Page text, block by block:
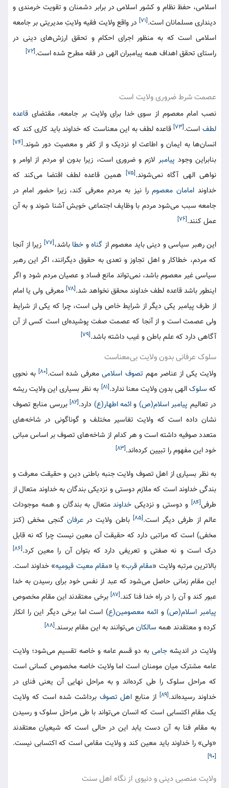
اسلامی، حفظ نظام و کشور اسلامی در برابر دشمنان و تقویت خرمندی و
دینداری مسلمانان است.[۷۱]
در واقع ولایت فقیه ولایتِ مدیریتی بر جامعه
اسلامی است که به منظور اجرای احکام و تحقق ارزش‌های دینی در
راستای تحقق اهداف همه پیامبران الهی در فقه مطرح شده است.[۷۲]
عصمت شرط ضروری ولایت است
نصب امام معصوم از سوی خدا برای ولایت بر جامعه، مقتضای قاعده
لطفاست.[۷۳]
قاعده لطف به این معناست که خداوند باید کاری کند که
انسان‌ها به ایمان و اطاعت او نزدیک و از کفر و معصیت دور شوند.[۷۴]
بنابراین وجود پیامبر لازم و ضروری است، زیرا بدون او مردم از اوامر و
نواهی الهی آگاه نمی‌شوند.[۷۵]
همین قاعده لطف اقتضا می‌کند که
خداوند امامان معصومرا نیز به مردم معرفی کند، زیرا حضور امام در
جامعه سبب می‌شود مردم با وظایف اجتماعی خویش آشنا شوند و به آن
عمل کنند.[۷۶]
این رهبر سیاسی و دینی باید معصوم از گناهو خطا باشد،[۷۷]
زیرا از آنجا
که مردم، خطاکار و اهل تجاوز و تعدی به حقوق دیگرانند، اگر این رهبر
سیاسی غیر معصوم باشد، نمی‌تواند مانع فساد و عصیان مردم شود و اگر
اینطور باشد قاعده لطف خداوند محقق نخواهد شد.[۷۸]
معرفی ولی یا امام
از طرف پیامبر یکی دیگر از شرایط خاص ولی است، چرا که یکی از شرایط
ولی عصمت است و از آنجا که عصمت صفت پوشیده‌ای است کسی از آن
آگاهی دارد که علم باطن و غیب داشته باشد.[۷۹]
سلوک عرفانی بدون ولایت بی‌معناست
ولایت یکی از عناصر مهم تصوف اسلامیمعرفی شده است.[۸۰]
به نحوی
که سلوکالهی بدون ولایت معنا ندارد.[۸۱]
به نظر بسیاری این ولایت ریشه
در تعالیم پیامبر اسلام(ص) وائمه اطهار(ع) دارد.[۸۲]
بررسی منابع تصوف
نشان داده است که ولایت تفاسیر مختلف و گوناگونی در شاخه‌های
متعدد صوفیه داشته است و هر کدام از شاخه‌های تصوف بر اساس مبانی
خود این مفهوم را تبیین کرده‌اند.[۸۳]
به نظر بسیاری از اهل تصوف ولایت جنبه باطنی دین و حقیقت معرفت و
بندگی خداوند است که ملازم دوستی و نزدیکی بندگان به خداوند متعال از
طرفی[۸۴] و دوستی و نزدیکی خداوندمتعال به بندگان و همه موجودات
عالم از طرفی دیگر است.[۸۵] باطن ولایت درعرفان گنجی مخفی (کنز
مخفی) است که مراتبی دارد که حقیقت آن معین نیست چرا که نه قابل
درک است و نه صفتی و تعریفی دارد که بتوان آن را معین کرد.[۸۶]
بالاترین مرتبه ولایت «مقام قرب» یا «مقام معیت قیومیه» خداوند است.
این مقام زمانی حاصل می‌شود که عبد از نفس خود برای رسیدن به خدا
عبور کند و آن را در راه خدا فنا کند.[۸۷]
برخی معتقدند این مقام مخصوص
پیامبر اسلام(ص) و ائمه معصومین(ع) است اما برخی دیگر این را انکار
کرده و معتقدند همه سالکانمی‌توانند به این مقام برسند.[۸۸]
ولایت در اندیشه جامی به دو قسم عامه و خاصه تقسیم می‌شود؛ ولایت
عامه مشترک میان مومنان است اما ولایت خاصه مخصوص کسانی است
که مراحل سلوک را طی کرده‌اند و به مراحل نهایی آن یعنی فنای در
خداوند رسیده‌اند.[۸۹] از منابع اهل تصوف برداشت شده است که ولایت
یک مقام اکتسابی است که انسان می‌تواند با طی مراحل سلوک و رسیدن
به مقام فنا به آن دست یابد این در حالی است که شیعیان معتقدند
«ولی» را خداوند باید معین کند و ولایت مقامی است که اکتسابی نیست.
[۹۰]
ولایت منصبی دینی و دنیوی از نگاه اهل سنت